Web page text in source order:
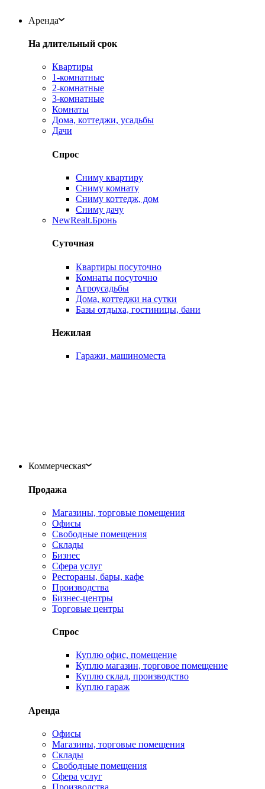
Аренда
На длительный срок
Квартиры
1-комнатные
2-комнатные
3-комнатные
Комнаты
Дома, коттеджи, усадьбы
Дачи
Спрос
Сниму квартиру
Сниму комнату
Сниму коттедж, дом
Сниму дачу
NewRealt.Бронь
Суточная
Квартиры посуточно
Комнаты посуточно
Агроусадьбы
Дома, коттеджи на сутки
Базы отдыха, гостиницы, бани
Нежилая
Гаражи, машиноместа
Коммерческая
Продажа
Магазины, торговые помещения
Офисы
Свободные помещения
Склады
Бизнес
Сфера услуг
Рестораны, бары, кафе
Производства
Бизнес-центры
Торговые центры
Спрос
Куплю офис, помещение
Куплю магазин, торговое помещение
Куплю склад, производство
Куплю гараж
Аренда
Офисы
Магазины, торговые помещения
Склады
Свободные помещения
Сфера услуг
Производства